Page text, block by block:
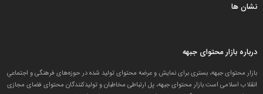
نشان ها
درباره بازار محتوای جبهه
بازار محتوای جبهه، بستری برای نمایش و عرضه محتوای تولید شده در حوزه‌های فرهنگی و اجتماعیِ
انقلاب اسلامی است.بازار محتوای جبهه، پل ارتباطی مخاطبان و تولید‌کنندگان محتوای فضای مجازی